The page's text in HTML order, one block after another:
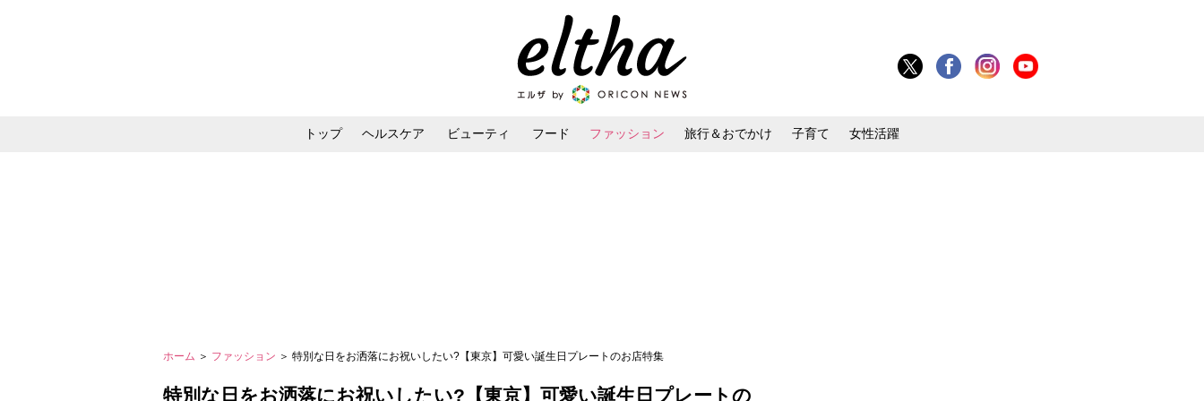
トップ ヘルスケア ビューティ フード ファッション 旅行＆おでかけ 子育て 女性活躍
ホーム ＞ ファッション ＞ 特別な日をお洒落にお祝いしたい?【東京】可愛い誕生日プレートのお店特集
特別な日をお洒落にお祝いしたい?【東京】可愛い誕生日プレートの